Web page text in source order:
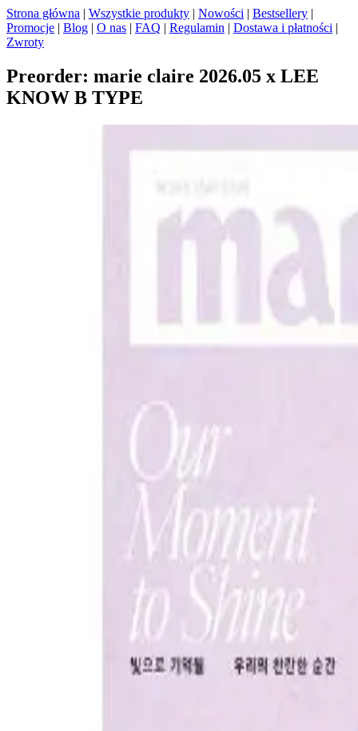
Strona główna | Wszystkie produkty | Nowości | Bestsellery |
Promocje | Blog | O nas | FAQ | Regulamin | Dostawa i płatności |
Zwroty
Preorder: marie claire 2026.05 x LEE
KNOW B TYPE